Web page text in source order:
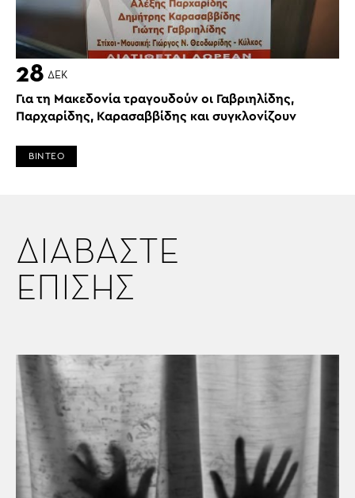
28 ΔΕΚ
Για τη Μακεδονία τραγουδούν οι Γαβριηλίδης,
Παρχαρίδης, Καρασαββίδης και συγκλονίζουν
ΒΙΝΤΕΟ
ΔΙΑΒΑΣΤΕ
ΕΠΙΣΗΣ